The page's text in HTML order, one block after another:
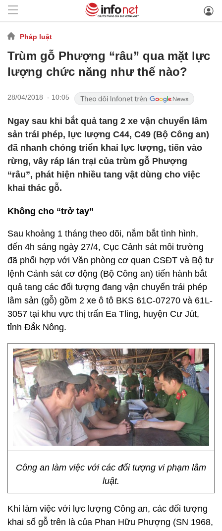
Pháp luật
Trùm gỗ Phượng “râu” qua mặt lực
lượng chức năng như thế nào?
28/04/2018 - 10:05
Ngay sau khi bắt quả tang 2 xe vận chuyển lâm
sản trái phép, lực lượng C44, C49 (Bộ Công an)
đã nhanh chóng triển khai lực lượng, tiến vào
rừng, vây ráp lán trại của trùm gỗ Phượng
“râu”, phát hiện nhiều tang vật dùng cho việc
khai thác gỗ.
Không cho “trở tay”
Sau khoảng 1 tháng theo dõi, nắm bắt tình hình,
đến 4h sáng ngày 27/4, Cục Cảnh sát môi trường
đã phối hợp với Văn phòng cơ quan CSĐT và Bộ tư
lệnh Cảnh sát cơ động (Bộ Công an) tiến hành bắt
quả tang các đối tượng đang vận chuyển trái phép
lâm sản (gỗ) gồm 2 xe ô tô BKS 61C-07270 và 61L-
3057 tại khu vực thị trấn Ea Tling, huyện Cư Jút,
tỉnh Đắk Nông.
Công an làm việc với các đối tượng vi phạm lâm
luật.
Khi làm việc với lực lượng Công an, các đối tượng
khai số gỗ trên là của Phan Hữu Phượng (SN 1968,